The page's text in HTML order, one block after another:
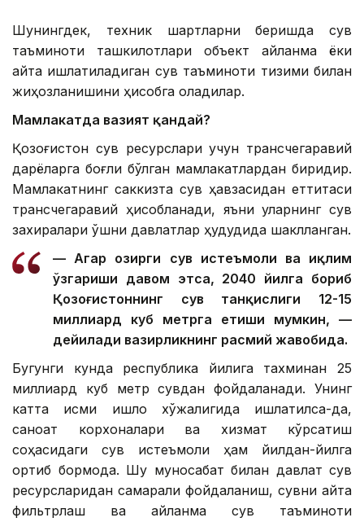
Шунингдек, техник шартларни беришда сув
таъминоти ташкилотлари объект айланма ёки
қайта ишлатиладиган сув таъминоти тизими билан
жиҳозланишини ҳисобга оладилар.
Мамлакатда вазият қандай?
Қозоғистон сув ресурслари учун трансчегаравий
дарёларга боғлиқ бўлган мамлакатлардан биридир.
Мамлакатнинг саккизта сув ҳавзасидан еттитаси
трансчегаравий ҳисобланади, яъни уларнинг сув
захиралари қўшни давлатлар ҳудудида шаклланган.
— Агар ҳозирги сув истеъмоли ва иқлим
ўзгариши давом этса, 2040 йилга бориб
Қозоғистоннинг сув танқислиги 12-15
миллиард куб метрга етиши мумкин, —
дейилади вазирликнинг расмий жавобида.
Бугунги кунда республика йилига тахминан 25
миллиард куб метр сувдан фойдаланади. Унинг
катта қисми қишлоқ хўжалигида ишлатилса-да,
саноат корхоналари ва хизмат кўрсатиш
соҳасидаги сув истеъмоли ҳам йилдан-йилга
ортиб бормоқда. Шу муносабат билан давлат сув
ресурсларидан самарали фойдаланиш, сувни қайта
фильтрлаш ва айланма сув таъминоти